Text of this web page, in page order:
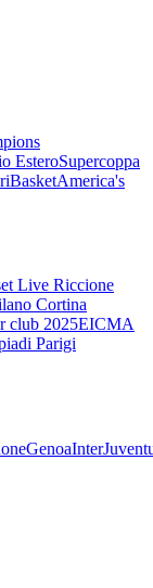
EsteroSupercoppa
BasketAmerica's
Live Riccione
Cortina
club 2025EICMA
Parigi
GenoaInter